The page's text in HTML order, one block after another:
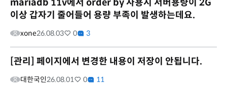
mariadb 11v에서 order by 사용시 서버용량이 2G
이상 갑자기 줄어들어 용량 부족이 발생하는데요.
xone26.08.03 0 3
[관리] 페이지에서 변경한 내용이 저장이 안됩니다.
대한국인26.08.01 0 11